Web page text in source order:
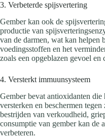
3. Verbeterde spijsvertering
Gember kan ook de
productie van
van de darmen, wat kan helpen
voedingsstoffen en het
zoals een opgeblazen gevoel en
4. Versterkt immuunsysteem
Gember bevat antioxidanten die
versterken en beschermen
bestrijden van verkoudheid,
consumptie van gember kan de
verbeteren.